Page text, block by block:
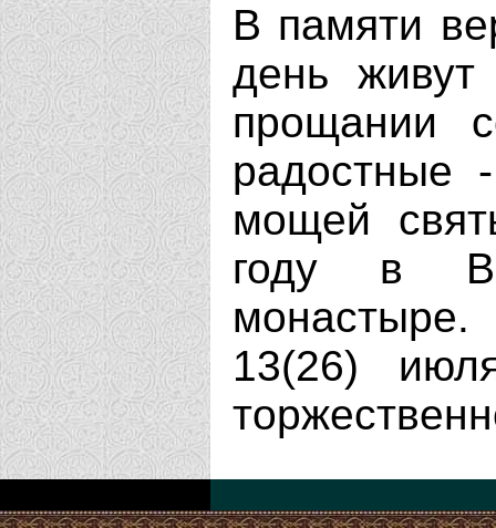
В памяти
день живут
прощании
радостные
мощей
году в
13(26)